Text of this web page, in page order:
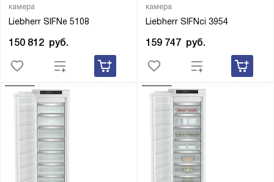
камера
Liebherr SIFNe 5108
150 812 руб.
камера
Liebherr SIFNci 3954
159 747 руб.